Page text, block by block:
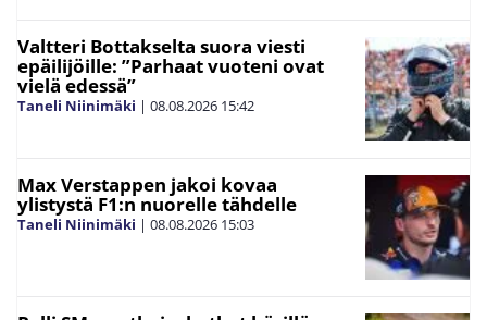
Valtteri Bottakselta suora viesti
epäilijöille: ”Parhaat vuoteni ovat
vielä edessä”
Taneli Niinimäki | 08.08.2026 15:42
Max Verstappen jakoi kovaa
ylistystä F1:n nuorelle tähdelle
Taneli Niinimäki | 08.08.2026 15:03